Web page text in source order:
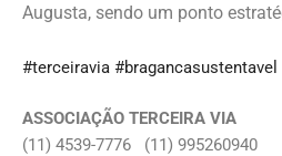
Augusta, sendo um ponto
#terceiravia #bragancasustentavel
ASSOCIAÇÃO TERCEIRA VIA
(11) 4539-7776 (11) 995260940